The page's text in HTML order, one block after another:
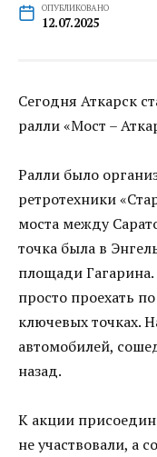
ОПУБЛИКОВАНО
12.07.2025
Сегодня Аткарск
ралли «Мост –
Ралли было
ретротехники
моста между
точка была в
площади
просто проехать
ключевых точках.
автомобилей,
назад.
К акции
не участвовали, а